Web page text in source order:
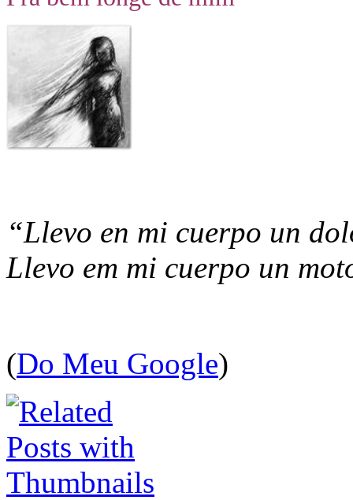
“Llevo en mi cuerpo un
Llevo em mi cuerpo un
(Do Meu Google)